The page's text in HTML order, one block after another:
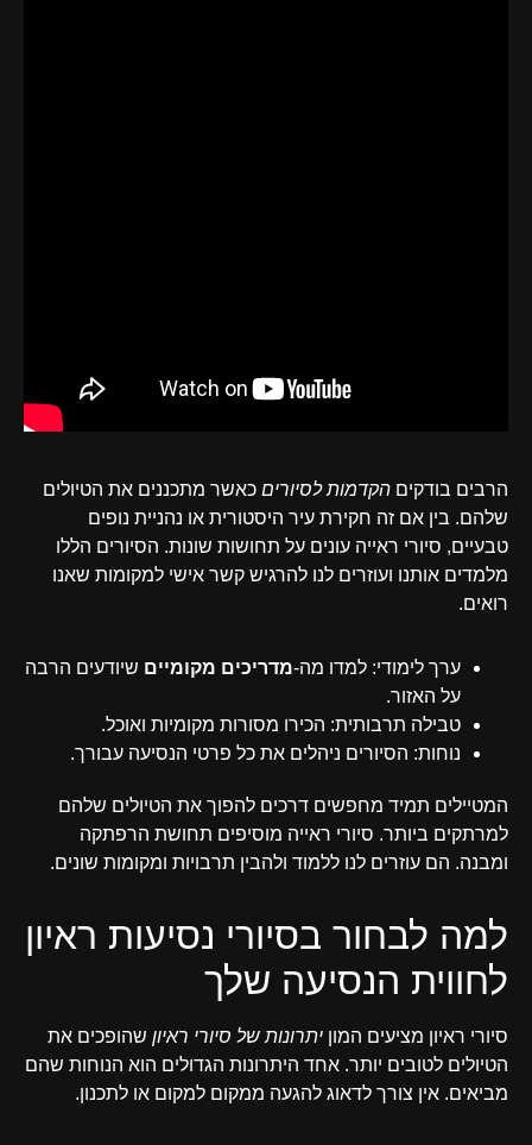
הרבים בודקים הקדמות לסיורים כאשר מתכננים את הטיולים
שלהם. בין אם זה חקירת עיר היסטורית או נהניית נופים
טבעיים, סיורי ראייה עונים על תחושות שונות. הסיורים הללו
מלמדים אותנו ועוזרים לנו להרגיש קשר אישי למקומות שאנו
רואים.
ערך לימודי: למדו מה-מדריכים מקומיים שיודעים הרבה
על האזור.
טבילה תרבותית: הכירו מסורות מקומיות ואוכל.
נוחות: הסיורים ניהלים את כל פרטי הנסיעה עבורך.
המטיילים תמיד מחפשים דרכים להפוך את הטיולים שלהם
למרתקים ביותר. סיורי ראייה מוסיפים תחושת הרפתקה
ומבנה. הם עוזרים לנו ללמוד ולהבין תרבויות ומקומות שונים.
למה לבחור בסיורי נסיעות ראיון
לחווית הנסיעה שלך
סיורי ראיון מציעים המון יתרונות של סיורי ראיון שהופכים את
הטיולים לטובים יותר. אחד היתרונות הגדולים הוא הנוחות שהם
מביאים. אין צורך לדאוג להגעה ממקום למקום או לתכנון.